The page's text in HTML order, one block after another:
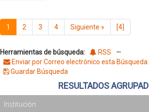
1 2 3 4 Siguiente » [4]
Herramientas de búsqueda: RSS
—
Enviar por Correo electrónico esta Búsqueda
Guardar Búsqueda
RESULTADOS
Institución